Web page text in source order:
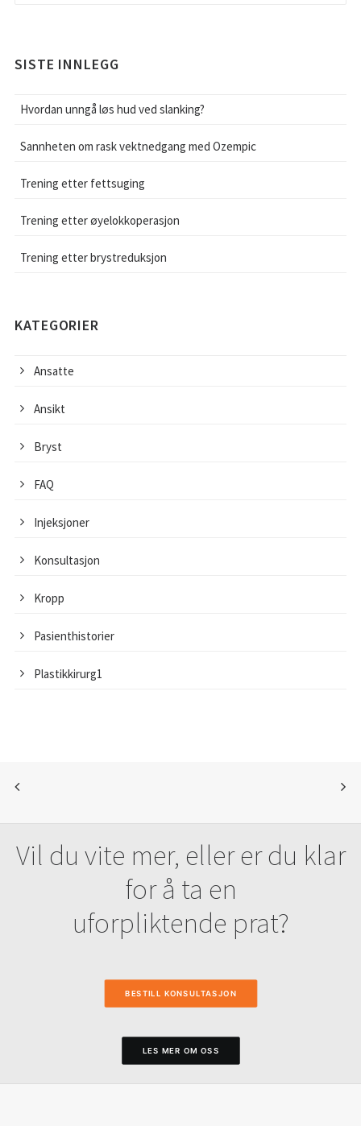
SISTE INNLEGG
Hvordan unngå løs hud ved slanking?
Sannheten om rask vektnedgang med Ozempic
Trening etter fettsuging
Trening etter øyelokkoperasjon
Trening etter brystreduksjon
KATEGORIER
Ansatte
Ansikt
Bryst
FAQ
Injeksjoner
Konsultasjon
Kropp
Pasienthistorier
Plastikkirurg1
Vil du vite mer, eller er du klar
for å ta en
uforpliktende prat?
BESTILL KONSULTASJON
LES MER OM OSS